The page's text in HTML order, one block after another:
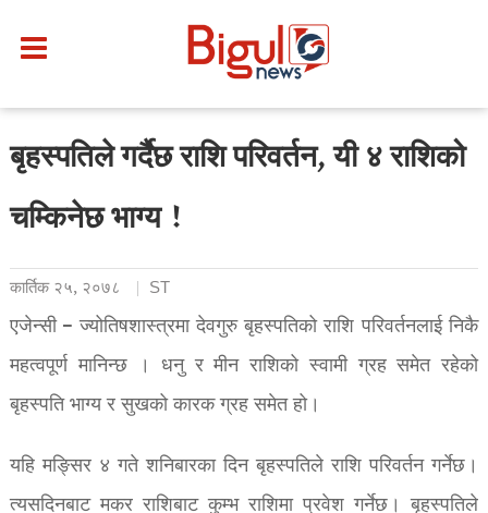
बृहस्पतिले गर्दैछ राशि परिवर्तन, यी ४ राशिको
चम्किनेछ भाग्य !
कार्तिक २५, २०७८ ST
एजेन्सी – ज्योतिषशास्त्रमा देवगुरु बृहस्पतिको राशि परिवर्तनलाई निकै
महत्वपूर्ण मानिन्छ । धनु र मीन राशिको स्वामी ग्रह समेत रहेको
बृहस्पति भाग्य र सुखको कारक ग्रह समेत हो।
यहि मङ्सिर ४ गते शनिबारका दिन बृहस्पतिले राशि परिवर्तन गर्नेछ।
त्यसदिनबाट मकर राशिबाट कुम्भ राशिमा प्रवेश गर्नेछ। बृहस्पतिले